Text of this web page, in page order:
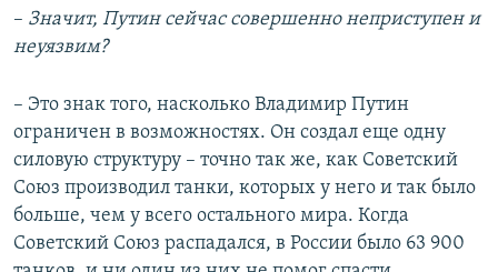
–​ Значит, Путин сейчас совершенно неприступен и
неуязвим?
– Это знак того, насколько Владимир Путин
ограничен в возможностях. Он создал еще одну
силовую структуру – точно так же, как Советский
Союз производил танки, которых у него и так было
больше, чем у всего остального мира. Когда
Советский Союз распадался, в России было 63 900